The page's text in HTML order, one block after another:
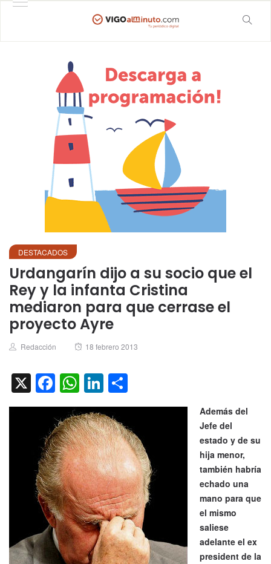
DESTACADOS
Urdangarín dijo a su socio que el
Rey y la infanta Cristina
mediaron para que cerrase el
proyecto Ayre
Author
Redacción
Posted
18 febrero 2013
X Facebook
WhatsApp
LinkedIn
Además del
Jefe del
estado y de su
hija menor,
también habría
echado una
mano para que
el mismo
saliese
adelante el ex
president de la